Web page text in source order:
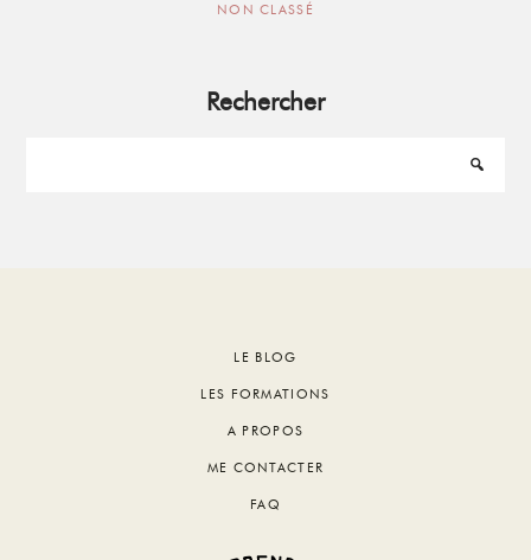
NON CLASSÉ
Rechercher
LE BLOG
LES FORMATIONS
A PROPOS
ME CONTACTER
FAQ